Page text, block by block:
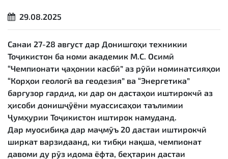
29.08.2025
Санаи 27-28 август дар Донишгоҳи техникии
Тоҷикистон ба номи академик М.С. Осимӣ
“Чемпионати ҷаҳонии касбӣ” аз рӯйи номинатсияҳои
“Корҳои геологӣ ва геодезия” ва “Энергетика”
баргузор гардид, ки дар он дастаҳои иштирокчӣ аз
ҳисоби донишҷӯёни муассисаҳои таълимии
Ҷумҳурии Тоҷикистон иштирок намуданд.
Дар муосибиқа дар маҷмӯъ 20 дастаи иштирокчӣ
ширкат варзидаанд, ки тибқи нақша, чемпионат
давоми ду рӯз идома ёфта, беҳтарин дастаи